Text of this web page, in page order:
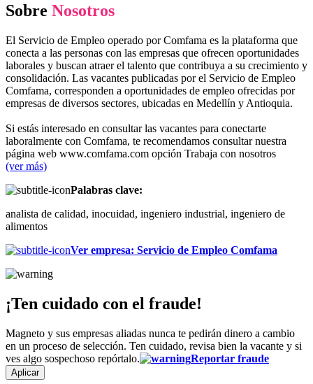
Sobre Nosotros
El Servicio de Empleo operado por Comfama es la plataforma que
conecta a las personas con las empresas que ofrecen oportunidades
laborales y buscan atraer el talento que contribuya a su crecimiento y
consolidación. Las vacantes publicadas por el Servicio de Empleo
Comfama, corresponden a oportunidades de empleo ofrecidas por
empresas de diversos sectores, ubicadas en Medellín y Antioquia.
Si estás interesado en consultar las vacantes para conectarte
laboralmente con Comfama, te recomendamos consultar nuestra
página web www.comfama.com opción Trabaja con nosotros
(ver más)
Palabras clave:
analista de calidad, inocuidad, ingeniero industrial, ingeniero de
alimentos
Ver empresa: Servicio de Empleo Comfama
¡Ten cuidado con el fraude!
Magneto y sus empresas aliadas nunca te pedirán dinero a cambio
en un proceso de selección. Ten cuidado, revisa bien la vacante y si
ves algo sospechoso repórtalo.
Reportar fraude
Aplicar